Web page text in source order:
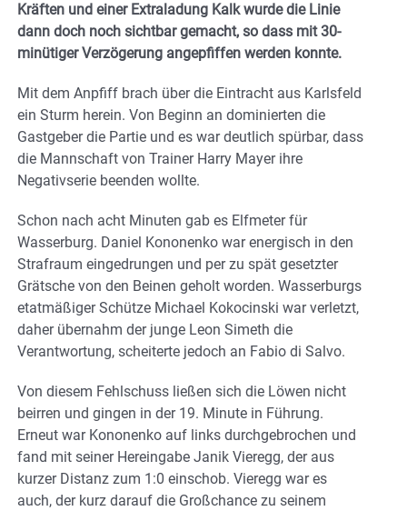
Kräften und einer Extraladung Kalk wurde die Linie
dann doch noch sichtbar gemacht, so dass mit 30-
minütiger Verzögerung angepfiffen werden konnte.
Mit dem Anpfiff brach über die Eintracht aus Karlsfeld
ein Sturm herein. Von Beginn an dominierten die
Gastgeber die Partie und es war deutlich spürbar, dass
die Mannschaft von Trainer Harry Mayer ihre
Negativserie beenden wollte.
Schon nach acht Minuten gab es Elfmeter für
Wasserburg. Daniel Kononenko war energisch in den
Strafraum eingedrungen und per zu spät gesetzter
Grätsche von den Beinen geholt worden. Wasserburgs
etatmäßiger Schütze Michael Kokocinski war verletzt,
daher übernahm der junge Leon Simeth die
Verantwortung, scheiterte jedoch an Fabio di Salvo.
Von diesem Fehlschuss ließen sich die Löwen nicht
beirren und gingen in der 19. Minute in Führung.
Erneut war Kononenko auf links durchgebrochen und
fand mit seiner Hereingabe Janik Vieregg, der aus
kurzer Distanz zum 1:0 einschob. Vieregg war es
auch, der kurz darauf die Großchance zu seinem